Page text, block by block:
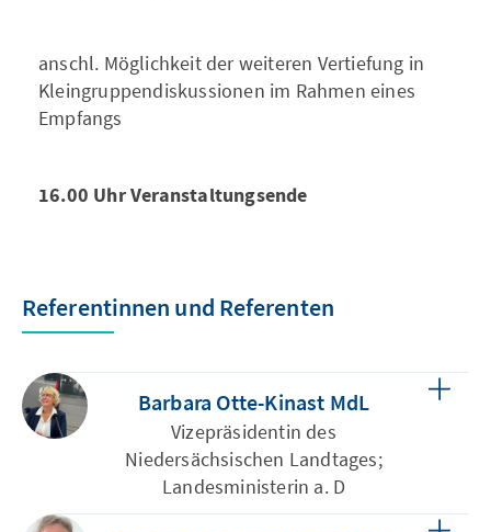
anschl. Möglichkeit der weiteren Vertiefung in
Kleingruppendiskussionen im Rahmen eines
Empfangs
16.00 Uhr Veranstaltungsende
Referentinnen und Referenten
Barbara Otte-Kinast MdL
Vizepräsidentin des
Niedersächsischen Landtages;
Landesministerin a. D